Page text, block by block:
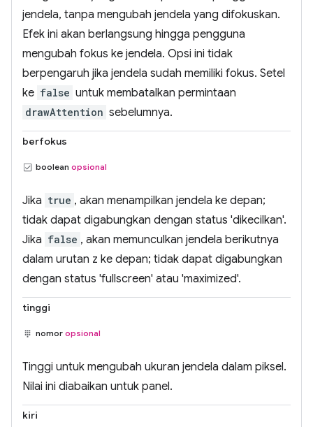
jendela, tanpa mengubah jendela yang difokuskan.
Efek ini akan berlangsung hingga pengguna
mengubah fokus ke jendela. Opsi ini tidak
berpengaruh jika jendela sudah memiliki fokus. Setel
ke false untuk membatalkan permintaan
drawAttention sebelumnya.
berfokus
boolean opsional
Jika true , akan menampilkan jendela ke depan;
tidak dapat digabungkan dengan status 'dikecilkan'.
Jika false , akan memunculkan jendela berikutnya
dalam urutan z ke depan; tidak dapat digabungkan
dengan status 'fullscreen' atau 'maximized'.
tinggi
nomor opsional
Tinggi untuk mengubah ukuran jendela dalam piksel.
Nilai ini diabaikan untuk panel.
kiri